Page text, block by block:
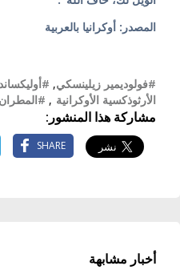
المصدر: أوكرانيا بالعربية
#فولوديمير زيلينسكي,
الأرثوذكسية الأوكرانية ,
مشاركة هذا المنشور:
SHARE
أخبار مشابهة